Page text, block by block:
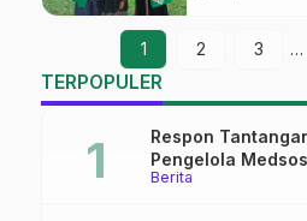
1 2 3 …
TERPOPULER
Berita
Respon
Pengelola
Pekalongan Ikuti